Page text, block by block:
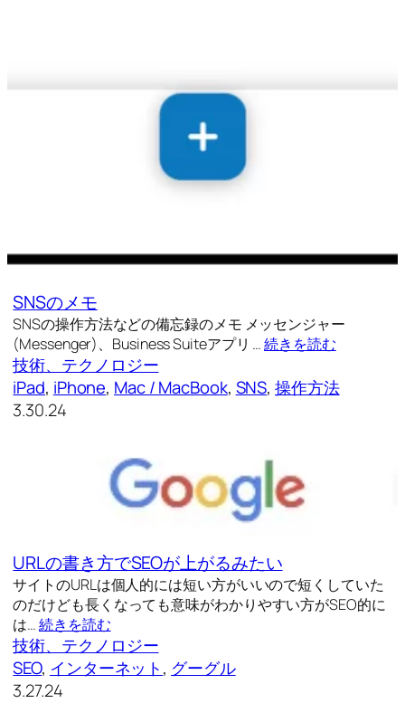
SNSのメモ
SNSの操作方法などの備忘録のメモ メッセンジャー
(Messenger)、Business Suiteアプリ …続きを読む
技術、テクノロジー
iPad, iPhone, Mac / MacBook, SNS, 操作方法
3.30.24
URLの書き方でSEOが上がるみたい
サイトのURLは個人的には短い方がいいので短くしていた
のだけども長くなっても意味がわかりやすい方がSEO的に
は…続きを読む
技術、テクノロジー
SEO, インターネット, グーグル
3.27.24